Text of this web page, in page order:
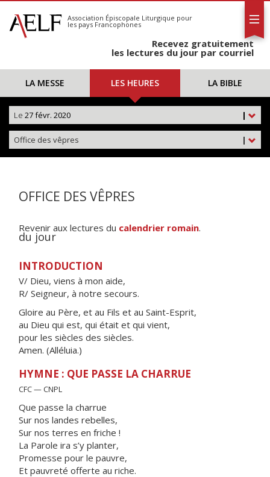
S'abonner
Calendrier
Association Épiscopale Liturgique pour
les pays Francophones
Recevez gratuitement
les lectures du jour par courriel
LA MESSE LES HEURES LA BIBLE
|
Le 27 févr. 2020
|
Office des vêpres
OFFICE DES VÊPRES
Revenir aux lectures du calendrier romain.
du jour
INTRODUCTION
V/ Dieu, viens à mon aide,
R/ Seigneur, à notre secours.
Gloire au Père, et au Fils et au Saint-Esprit,
au Dieu qui est, qui était et qui vient,
pour les siècles des siècles.
Amen. (Alléluia.)
HYMNE : QUE PASSE LA CHARRUE
CFC — CNPL
Que passe la charrue
Sur nos landes rebelles,
Sur nos terres en friche !
La Parole ira s’y planter,
Promesse pour le pauvre,
Et pauvreté offerte au riche.